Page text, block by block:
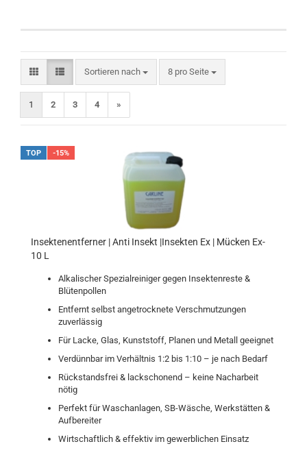
Sortieren nach
Sortieren nach 8 pro Seite
pro Seite
1 2 3 4 »
TOP -15%
Insektenentferner | Anti Insekt |Insekten Ex | Mücken Ex-
10 L
Alkalischer Spezialreiniger gegen Insektenreste &
Blütenpollen
Entfernt selbst angetrocknete Verschmutzungen
zuverlässig
Für Lacke, Glas, Kunststoff, Planen und Metall geeignet
Verdünnbar im Verhältnis 1:2 bis 1:10 – je nach Bedarf
Rückstandsfrei & lackschonend – keine Nacharbeit
nötig
Perfekt für Waschanlagen, SB-Wäsche, Werkstätten &
Aufbereiter
Wirtschaftlich & effektiv im gewerblichen Einsatz